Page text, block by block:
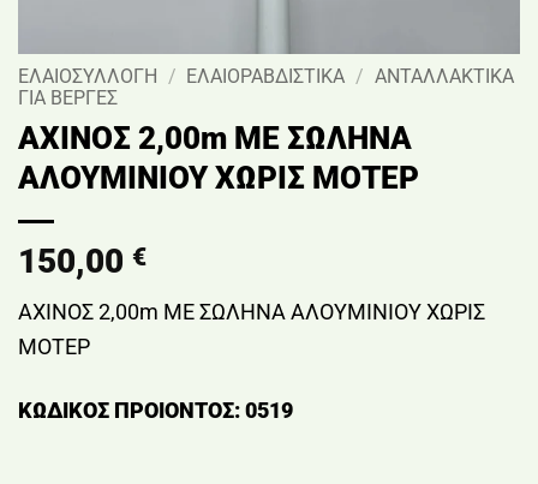
ΕΛΑΙΟΣΥΛΛΟΓΗ / ΕΛΑΙΟΡΑΒΔΙΣΤΙΚΑ / ΑΝΤΑΛΛΑΚΤΙΚΑ
ΓΙΑ ΒΕΡΓΕΣ
ΑΧΙΝΟΣ 2,00m ΜΕ ΣΩΛΗΝΑ
ΑΛΟΥΜΙΝΙΟΥ ΧΩΡΙΣ ΜΟΤΕΡ
150,00 €
ΑΧΙΝΟΣ 2,00m ΜΕ ΣΩΛΗΝΑ ΑΛΟΥΜΙΝΙΟΥ ΧΩΡΙΣ
ΜΟΤΕΡ
ΚΩΔΙΚΟΣ ΠΡΟΙΟΝΤΟΣ: 0519